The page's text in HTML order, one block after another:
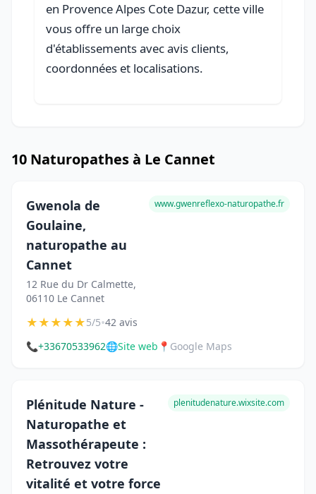
en Provence Alpes Cote Dazur, cette ville
vous offre un large choix
d'établissements avec avis clients,
coordonnées et localisations.
10 Naturopathes à Le Cannet
Gwenola de
Goulaine,
naturopathe au
Cannet
12 Rue du Dr Calmette,
06110 Le Cannet
www.gwenreflexo-naturopathe.fr
★★★★★5/5•42 avis
📞+33670533962🌐Site web 📍 Google Maps
Plénitude Nature -
Naturopathe et
Massothérapeute :
Retrouvez votre
vitalité et votre force
plenitudenature.wixsite.com